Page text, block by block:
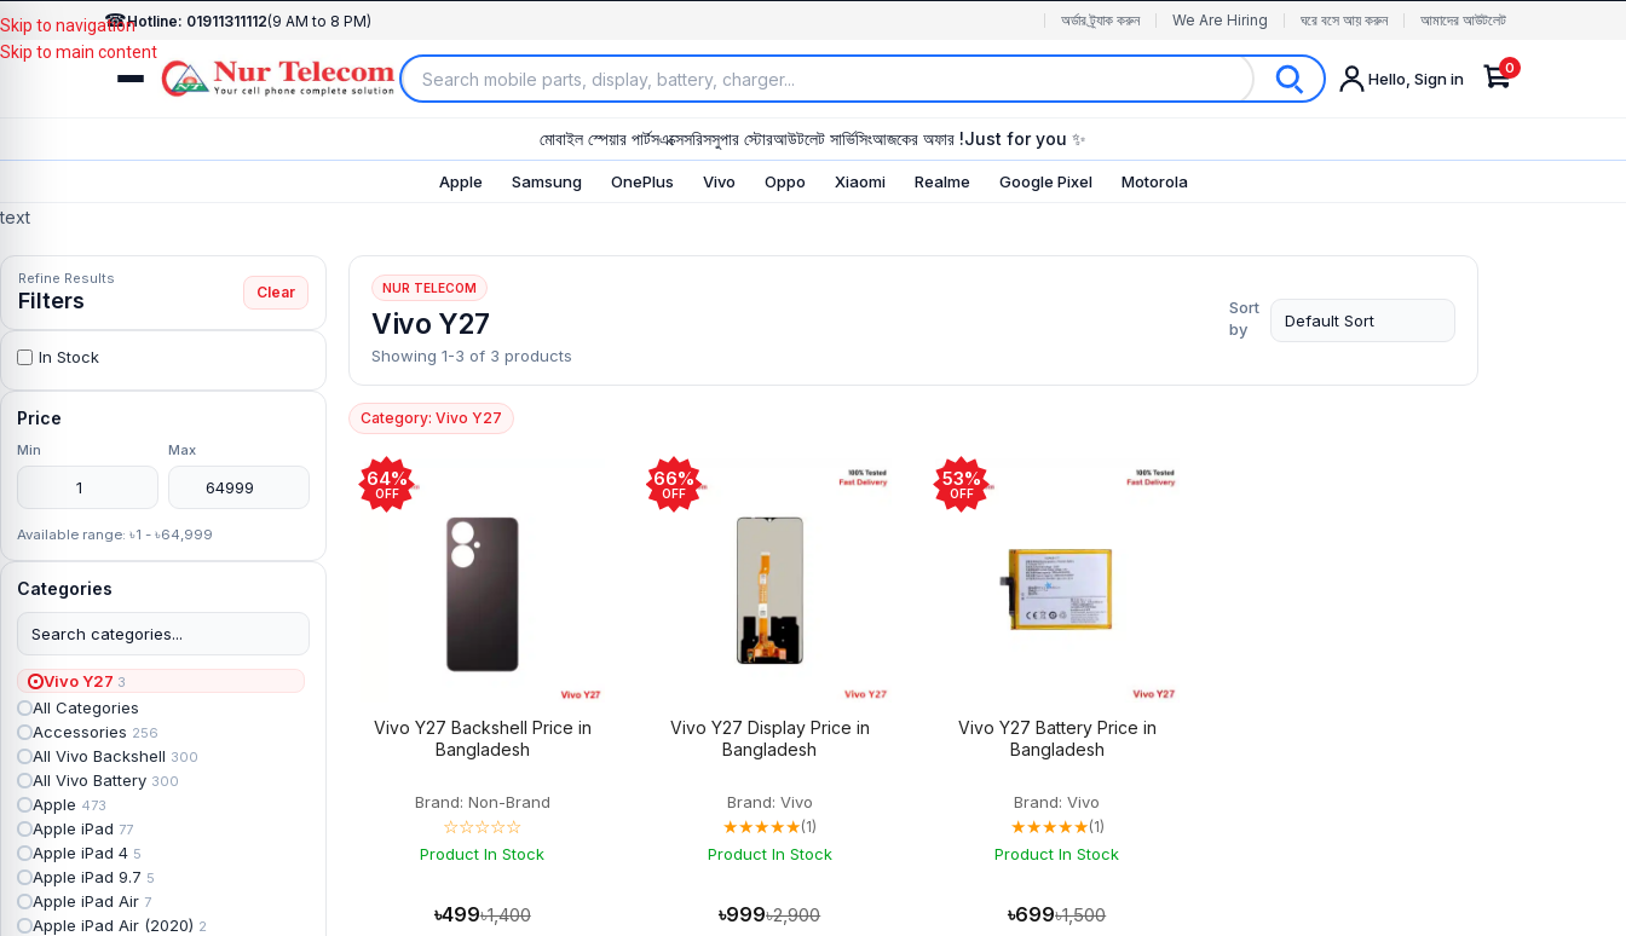
☎Hotline: 01911311112(9 AM to 8 PM) অর্ডার ট্র্যাক করুন We Are Hiring ঘরে বসে আয় করুন আমাদের আউটলেট
Hello, Sign in
0
মোবাইল স্পেয়ার পার্টসএক্সেসরিসসুপার স্টোরআউটলেট সার্ভিসিংআজকের অফার !Just for you ✨
Apple Samsung OnePlus Vivo Oppo Xiaomi Realme Google Pixel Motorola
Skip to navigation
Skip to main content
text
Refine Results
Filters Clear
In Stock
Price
Min Max
Available range: ৳1 - ৳64,999
Categories
Vivo Y27 3
All Categories
Accessories 256
All Vivo Backshell 300
All Vivo Battery 300
Apple 473
Apple iPad 77
Apple iPad 4 5
Apple iPad 9.7 5
Apple iPad Air 7
Apple iPad Air (2020) 2
NUR TELECOM
Vivo Y27
Showing 1-3 of 3 products
Sort
by
Category: Vivo Y27
64%
OFF
Vivo Y27 Backshell Price in
Bangladesh
Brand: Non-Brand
☆☆☆☆☆
Product In Stock
৳499৳1,400
66%
OFF
Vivo Y27 Display Price in
Bangladesh
Brand: Vivo
★★★★★(1)
Product In Stock
৳999৳2,900
53%
OFF
Vivo Y27 Battery Price in
Bangladesh
Brand: Vivo
★★★★★(1)
Product In Stock
৳699৳1,500